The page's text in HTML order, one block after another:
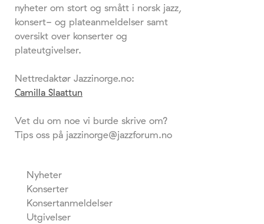
nyheter om stort og smått i norsk jazz,
konsert- og plateanmeldelser samt
oversikt over konserter og
plateutgivelser.
Nettredaktør Jazzinorge.no:
Camilla Slaattun
Vet du om noe vi burde skrive om?
Tips oss på jazzinorge@jazzforum.no
Nyheter
Konserter
Konsertanmeldelser
Utgivelser